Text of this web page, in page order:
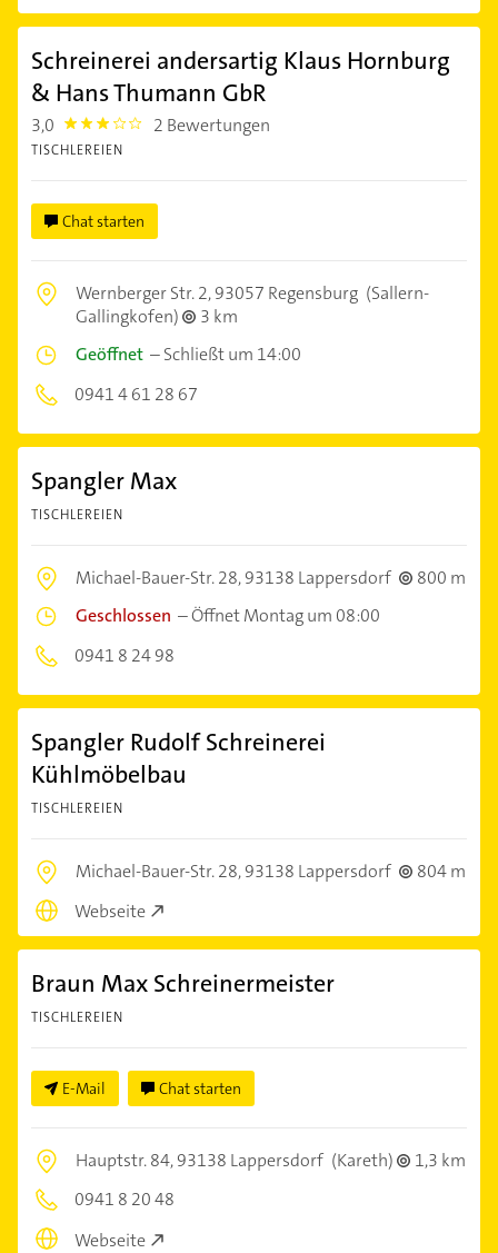
Schreinerei andersartig Klaus Hornburg
& Hans Thumann GbR
3,0 3.0 2 Bewertungen
TISCHLEREIEN
Chat starten
Wernberger Str. 2,93057 Regensburg (Sallern-
Gallingkofen)
3 km
Geöffnet –Schließt um 14:00
0941 4 61 28 67
Spangler Max
TISCHLEREIEN
Michael-Bauer-Str. 28,93138 Lappersdorf
800 m
Geschlossen –Öffnet Montag um 08:00
0941 8 24 98
Spangler Rudolf Schreinerei
Kühlmöbelbau
TISCHLEREIEN
Michael-Bauer-Str. 28,93138 Lappersdorf
804 m
Webseite
Braun Max Schreinermeister
TISCHLEREIEN
E-Mail Chat starten
Hauptstr. 84,93138 Lappersdorf (Kareth)
1,3 km
0941 8 20 48
Webseite